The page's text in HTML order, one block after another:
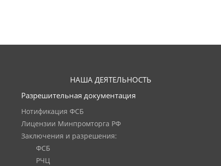
НАША ДЕЯТЕЛЬНОСТЬ
Разрешительная документация
Нотификация ФСБ
Лицензии Минпромторга РФ
Заключения и разрешения:
ФСБ
РЧЦ